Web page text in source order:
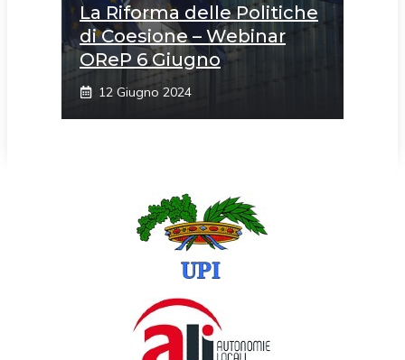
La Riforma delle Politiche
di Coesione – Webinar
OReP 6 Giugno
12 Giugno 2024